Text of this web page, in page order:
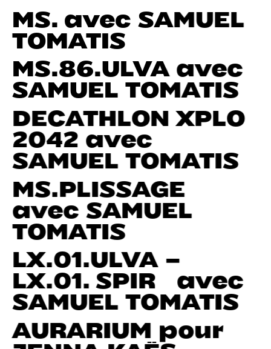
MS. avec SAMUEL
TOMATIS
MS.86.ULVA avec
SAMUEL TOMATIS
DECATHLON XPLO
2042 avec
SAMUEL TOMATIS
MS.PLISSAGE
avec SAMUEL
TOMATIS
LX.01.ULVA –
LX.01. SPIR avec
SAMUEL TOMATIS
AURARIUM pour